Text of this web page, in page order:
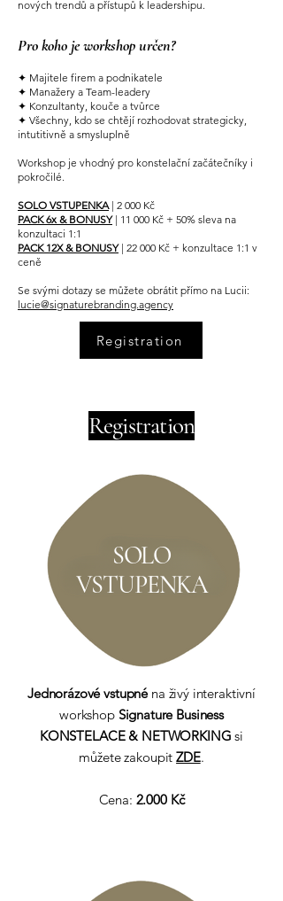
nových trendů a přístupů k leadershipu.
Pro koho je workshop určen?
✦ Majitele firem a podnikatele
✦ Manažery a Team-leadery
✦ Konzultanty, kouče a tvůrce
✦ Všechny, kdo se chtějí rozhodovat strategicky,
intutitivně a smysluplně
Workshop je vhodný pro konstelační začátečníky i
pokročilé.
SOLO VSTUPENKA| 2 000 Kč
PACK 6x & BONUSY| 11 000 Kč + 50% sleva na
konzultaci 1:1
PACK 12X & BONUSY| 22 000 Kč + konzultace 1:1 v
ceně
Se svými dotazy se můžete obrátit přímo na Lucii:
lucie@signaturebranding.agency
Registration
Registration
SOLO
VSTUPENKA
Jednorázové vstupnéna živý interaktivní
workshop Signature Business
KONSTELACE & NETWORKING si
můžete zakoupitZDE.
Cena: 2.000 Kč